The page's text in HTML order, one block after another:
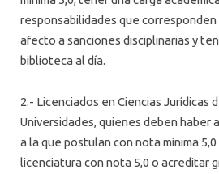
responsabilidades que
afecto a sanciones disciplinarias y
biblioteca al día.
2.- Licenciados en Ciencias Jurídicas
Universidades, quienes deben haber
a la que postulan con nota mínima
licenciatura con nota 5,0 o acreditar